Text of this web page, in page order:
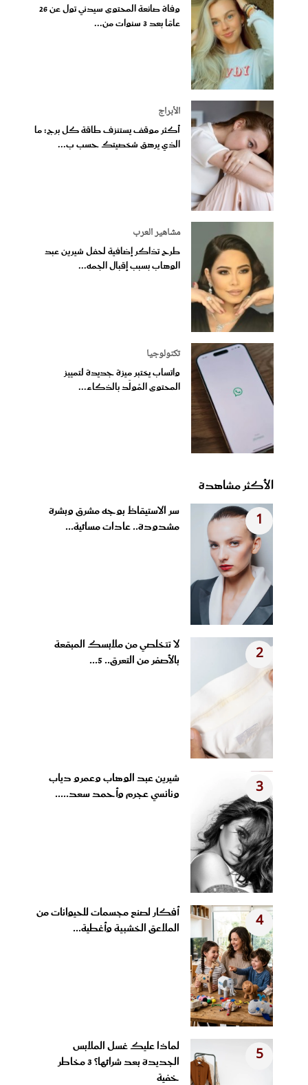
وفاة صانعة المحتوى سيدني تول عن 26
عامًا بعد 3 سنوات من...
الأبراج
أكثر موقف يستنزف طاقة كل برج: ما
الذي يرهق شخصيتك حسب ب...
مشاهير العرب
طرح تذاكر إضافية لحفل شيرين عبد
الوهاب بسبب إقبال الجمه...
تكنولوجيا
واتساب يختبر ميزة جديدة لتمييز
المحتوى المُولّد بالذكاء...
الأكثر مشاهدة
1
سر الاستيقاظ بوجه مشرق وبشرة
مشدودة.. عادات مسائية...
2
لا تتخلصي من ملابسك المبقعة
بالأصفر من التعرق.. 5...
3
شيرين عبد الوهاب وعمرو دياب
ونانسي عجرم وأحمد سعد.....
4
أفكار لصنع مجسمات للحيوانات من
الملاعق الخشبية وأغطية...
5
لماذا عليك غسل الملابس
الجديدة بعد شرائها؟ 3 مخاطر
خفية